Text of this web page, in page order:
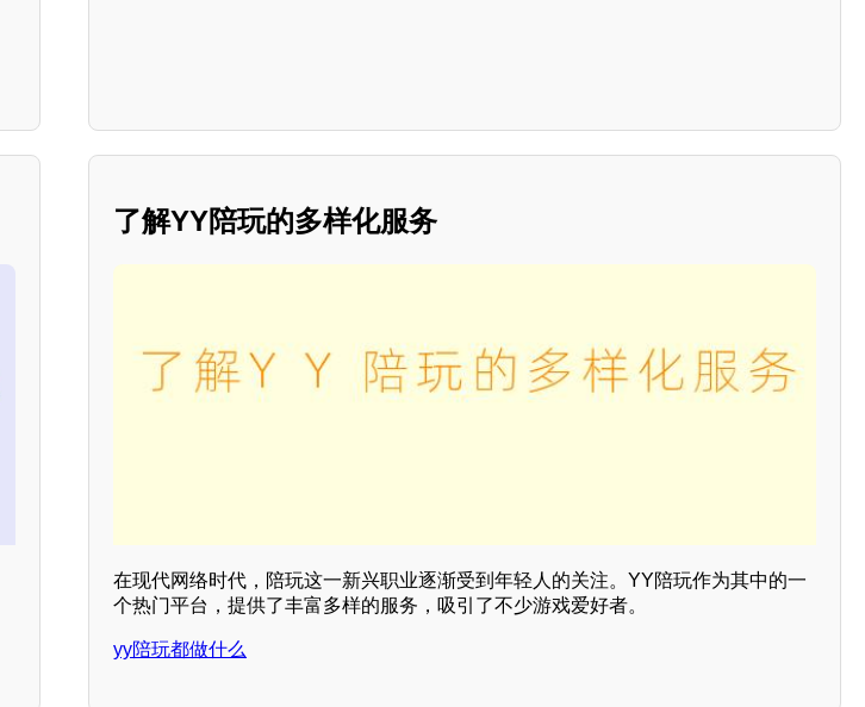
了解YY陪玩的多样化服务
在现代网络时代，陪玩这一新兴职业逐渐受到年轻人的关注。YY陪玩作为其中的一
个热门平台，提供了丰富多样的服务，吸引了不少游戏爱好者。
yy陪玩都做什么